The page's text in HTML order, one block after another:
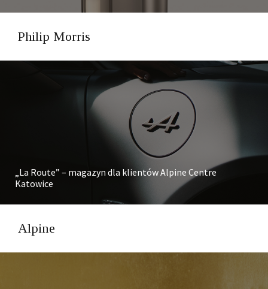
Philip Morris
„La Route” – magazyn dla klientów Alpine Centre
Katowice
Alpine